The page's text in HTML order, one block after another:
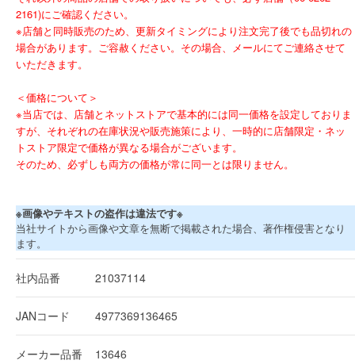
2161)にご確認ください。
※店舗と同時販売のため、更新タイミングにより注文完了後でも品切れの
場合があります。ご容赦ください。その場合、メールにてご連絡させて
いただきます。
＜価格について＞
※当店では、店舗とネットストアで基本的には同一価格を設定しておりま
すが、それぞれの在庫状況や販売施策により、一時的に店舗限定・ネッ
トストア限定で価格が異なる場合がございます。
そのため、必ずしも両方の価格が常に同一とは限りません。
※画像やテキストの盗作は違法です※
当社サイトから画像や文章を無断で掲載された場合、著作権侵害となり
ます。
社内品番 21037114
JANコード 4977369136465
メーカー品番 13646